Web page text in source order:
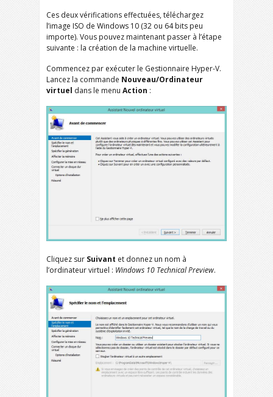
Ces deux vérifications effectuées, téléchargez
l’image ISO de Windows 10 (32 ou 64 bits peu
importe). Vous pouvez maintenant passer à l’étape
suivante : la création de la machine virtuelle.
Commencez par exécuter le Gestionnaire Hyper-V.
Lancez la commande Nouveau/Ordinateur
virtuel dans le menu Action :
Cliquez sur Suivant et donnez un nom à
l’ordinateur virtuel : Windows 10 Technical Preview.